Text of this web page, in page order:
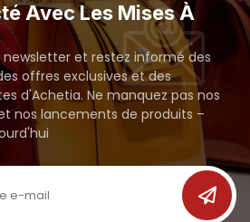
Avec Les Mises À
et restez informé des
offres exclusives et des
d'Achetia. Ne manquez pas nos
nos lancements de produits –